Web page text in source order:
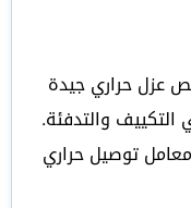
عزل حراري جيدة
والتدفئة.
توصيل حراري